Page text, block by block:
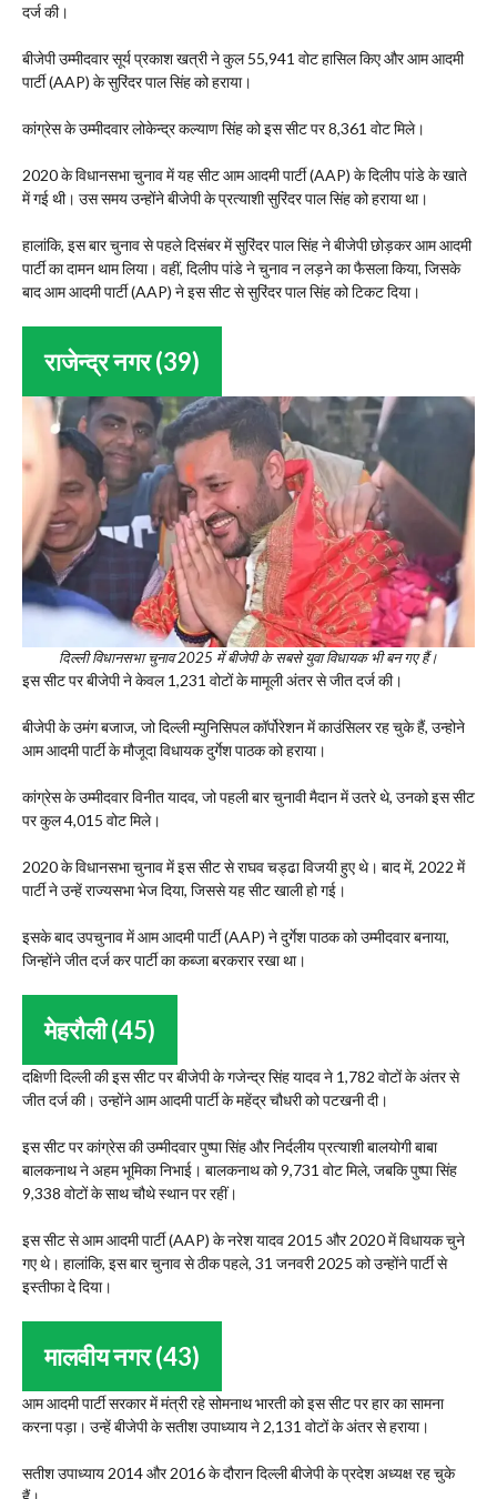
दर्ज की।
बीजेपी उम्मीदवार सूर्य प्रकाश खत्री ने कुल 55,941 वोट हासिल किए और आम आदमी
पार्टी (AAP) के सुरिंदर पाल सिंह को हराया।
कांग्रेस के उम्मीदवार लोकेन्द्र कल्याण सिंह को इस सीट पर 8,361 वोट मिले।
2020 के विधानसभा चुनाव में यह सीट आम आदमी पार्टी (AAP) के दिलीप पांडे के खाते
में गई थी। उस समय उन्होंने बीजेपी के प्रत्याशी सुरिंदर पाल सिंह को हराया था।
हालांकि, इस बार चुनाव से पहले दिसंबर में सुरिंदर पाल सिंह ने बीजेपी छोड़कर आम आदमी
पार्टी का दामन थाम लिया। वहीं, दिलीप पांडे ने चुनाव न लड़ने का फैसला किया, जिसके
बाद आम आदमी पार्टी (AAP) ने इस सीट से सुरिंदर पाल सिंह को टिकट दिया।
राजेन्द्र नगर (39)
दिल्ली विधानसभा चुनाव 2025 में बीजेपी के सबसे युवा विधायक भी बन गए हैं।
इस सीट पर बीजेपी ने केवल 1,231 वोटों के मामूली अंतर से जीत दर्ज की।
बीजेपी के उमंग बजाज, जो दिल्ली म्युनिसिपल कॉर्पोरेशन में काउंसिलर रह चुके हैं, उन्होने
आम आदमी पार्टी के मौजूदा विधायक दुर्गेश पाठक को हराया।
कांग्रेस के उम्मीदवार विनीत यादव, जो पहली बार चुनावी मैदान में उतरे थे, उनको इस सीट
पर कुल 4,015 वोट मिले।
2020 के विधानसभा चुनाव में इस सीट से राघव चड्ढा विजयी हुए थे। बाद में, 2022 में
पार्टी ने उन्हें राज्यसभा भेज दिया, जिससे यह सीट खाली हो गई।
इसके बाद उपचुनाव में आम आदमी पार्टी (AAP) ने दुर्गेश पाठक को उम्मीदवार बनाया,
जिन्होंने जीत दर्ज कर पार्टी का कब्जा बरकरार रखा था।
मेहरौली (45)
दक्षिणी दिल्ली की इस सीट पर बीजेपी के गजेन्द्र सिंह यादव ने 1,782 वोटों के अंतर से
जीत दर्ज की। उन्होंने आम आदमी पार्टी के महेंद्र चौधरी को पटखनी दी।
इस सीट पर कांग्रेस की उम्मीदवार पुष्पा सिंह और निर्दलीय प्रत्याशी बालयोगी बाबा
बालकनाथ ने अहम भूमिका निभाई। बालकनाथ को 9,731 वोट मिले, जबकि पुष्पा सिंह
9,338 वोटों के साथ चौथे स्थान पर रहीं।
इस सीट से आम आदमी पार्टी (AAP) के नरेश यादव 2015 और 2020 में विधायक चुने
गए थे। हालांकि, इस बार चुनाव से ठीक पहले, 31 जनवरी 2025 को उन्होंने पार्टी से
इस्तीफा दे दिया।
मालवीय नगर (43)
आम आदमी पार्टी सरकार में मंत्री रहे सोमनाथ भारती को इस सीट पर हार का सामना
करना पड़ा। उन्हें बीजेपी के सतीश उपाध्याय ने 2,131 वोटों के अंतर से हराया।
सतीश उपाध्याय 2014 और 2016 के दौरान दिल्ली बीजेपी के प्रदेश अध्यक्ष रह चुके